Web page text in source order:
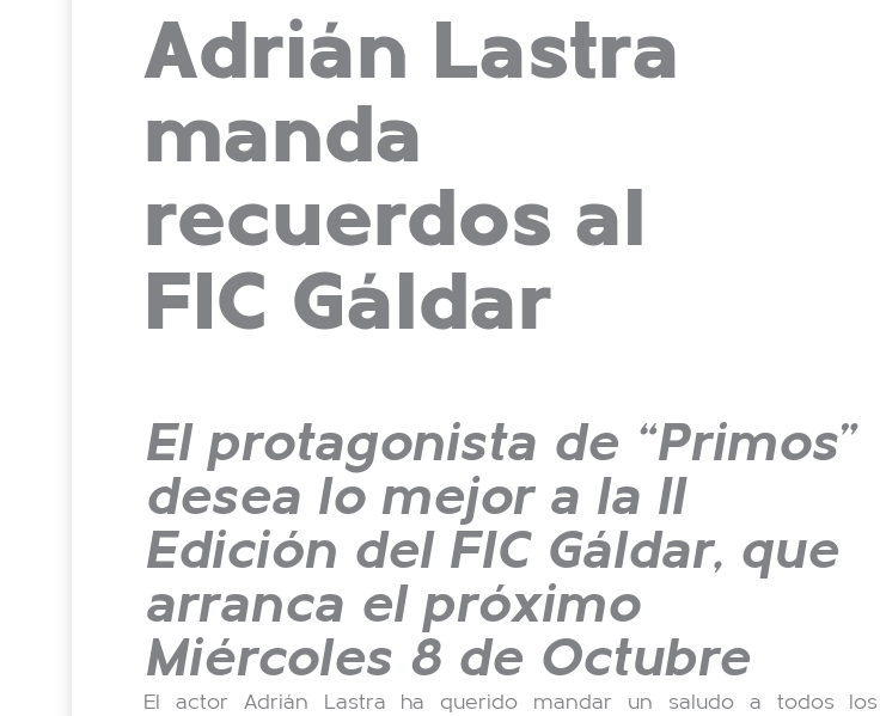
Adrián Lastra
manda
recuerdos al
FIC Gáldar
El protagonista de “Primos”
desea lo mejor a la II
Edición del FIC Gáldar, que
arranca el próximo
Miércoles 8 de Octubre
El actor Adrián Lastra ha querido mandar un saludo a todos los